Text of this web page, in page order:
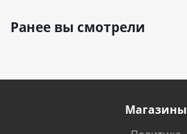
Ранее вы смотрели
Магазины